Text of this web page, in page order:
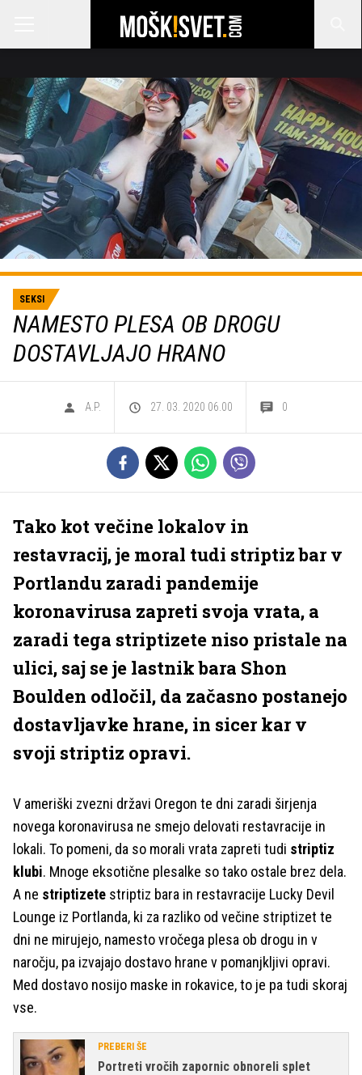
SEKSI
NAMESTO PLESA OB DROGU
DOSTAVLJAJO HRANO
A.P. 27. 03. 2020 06.00 0
Tako kot večine lokalov in
restavracij, je moral tudi striptiz bar v
Portlandu zaradi pandemije
koronavirusa zapreti svoja vrata, a
zaradi tega striptizete niso pristale na
ulici, saj se je lastnik bara Shon
Boulden odločil, da začasno postanejo
dostavljavke hrane, in sicer kar v
svoji striptiz opravi.
V ameriški zvezni državi Oregon te dni zaradi širjenja
novega koronavirusa ne smejo delovati restavracije in
lokali. To pomeni, da so morali vrata zapreti tudi striptiz
klubi. Mnoge eksotične plesalke so tako ostale brez dela.
A ne striptizete striptiz bara in restavracije Lucky Devil
Lounge iz Portlanda, ki za razliko od večine striptizet te
dni ne mirujejo, namesto vročega plesa ob drogu in v
naročju, pa izvajajo dostavo hrane v pomanjkljivi opravi.
Med dostavo nosijo maske in rokavice, to je pa tudi skoraj
vse.
PREBERI ŠE
Portreti vročih zapornic obnoreli splet